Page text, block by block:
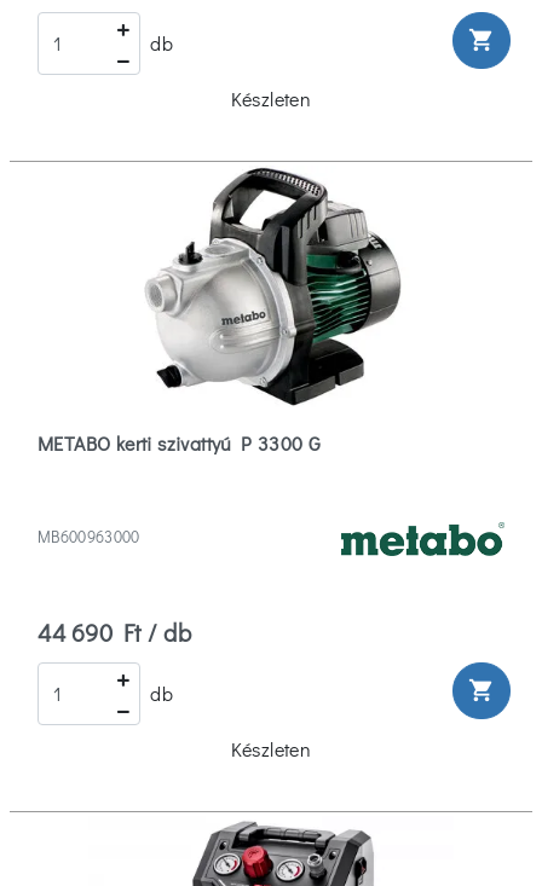
db shopping_cart
Készleten
METABO kerti szivattyú P 3300 G
MB600963000
44 690 Ft / db
db shopping_cart
Készleten